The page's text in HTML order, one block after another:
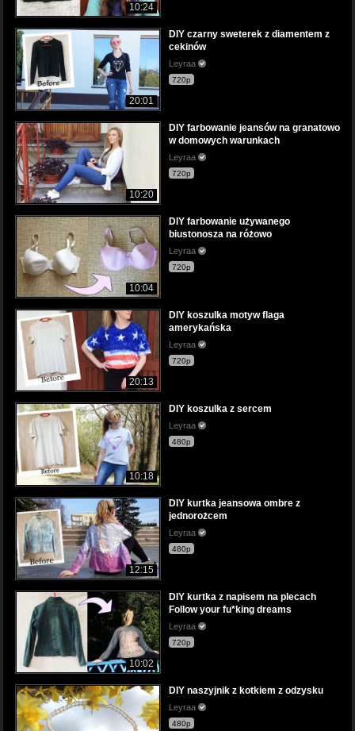
10:24
20:01
DIY czarny sweterek z diamentem z
cekinów
Leyraa
720p
10:20
DIY farbowanie jeansów na granatowo
w domowych warunkach
Leyraa
720p
10:04
DIY farbowanie używanego
biustonosza na różowo
Leyraa
720p
20:13
DIY koszulka motyw flaga
amerykańska
Leyraa
720p
10:18
DIY koszulka z sercem
Leyraa
480p
12:15
DIY kurtka jeansowa ombre z
jednorożcem
Leyraa
480p
10:02
DIY kurtka z napisem na plecach
Follow your fu*king dreams
Leyraa
720p
DIY naszyjnik z kotkiem z odzysku
Leyraa
480p